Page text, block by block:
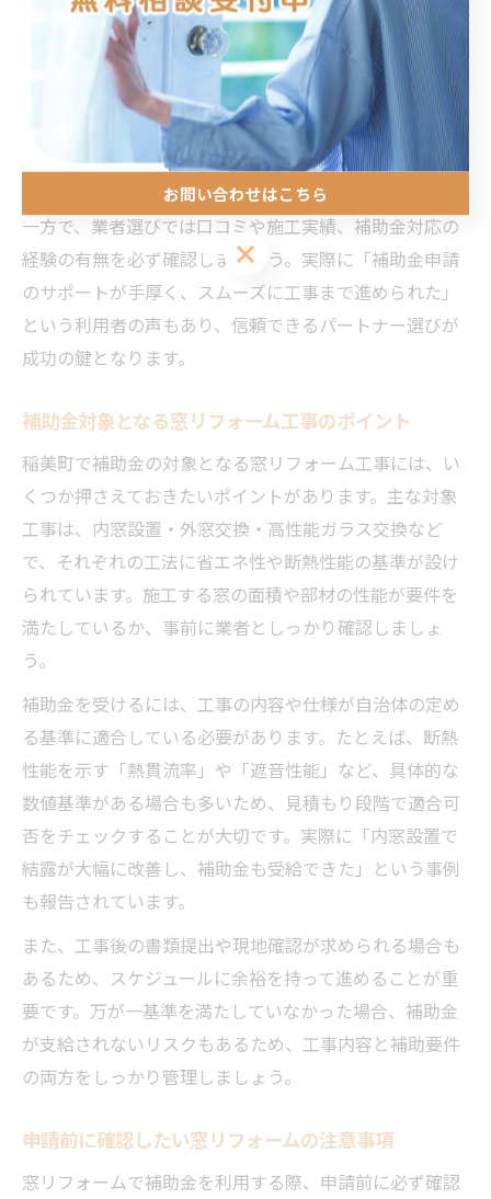
申請に必要な書類や工事計画の立案では、業者が現地調
査や見積もり段階から補助対象となる仕様を提案してく
れるため、要件不適合のリスクを減らせます。また、自
治体とのやり取りや申請手続きの進行も業者が代行して
くれる場合が多く、初めてリフォームを行う方でも安心
一方で、業者選びでは口コミや施工実績、補助金対応の
経験の有無を必ず確認しましょう。実際に「補助金申請
のサポートが手厚く、スムーズに工事まで進められた」
という利用者の声もあり、信頼できるパートナー選びが
成功の鍵となります。
補助金対象となる窓リフォーム工事のポイント
稲美町で補助金の対象となる窓リフォーム工事には、い
くつか押さえておきたいポイントがあります。主な対象
工事は、内窓設置・外窓交換・高性能ガラス交換など
で、それぞれの工法に省エネ性や断熱性能の基準が設け
られています。施工する窓の面積や部材の性能が要件を
満たしているか、事前に業者としっかり確認しましょ
う。
補助金を受けるには、工事の内容や仕様が自治体の定め
る基準に適合している必要があります。たとえば、断熱
性能を示す「熱貫流率」や「遮音性能」など、具体的な
数値基準がある場合も多いため、見積もり段階で適合可
否をチェックすることが大切です。実際に「内窓設置で
結露が大幅に改善し、補助金も受給できた」という事例
も報告されています。
また、工事後の書類提出や現地確認が求められる場合も
あるため、スケジュールに余裕を持って進めることが重
要です。万が一基準を満たしていなかった場合、補助金
が支給されないリスクもあるため、工事内容と補助要件
の両方をしっかり管理しましょう。
申請前に確認したい窓リフォームの注意事項
窓リフォームで補助金を利用する際、申請前に必ず確認
お問い合わせはこちら